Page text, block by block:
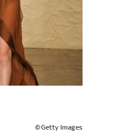
©Getty Images